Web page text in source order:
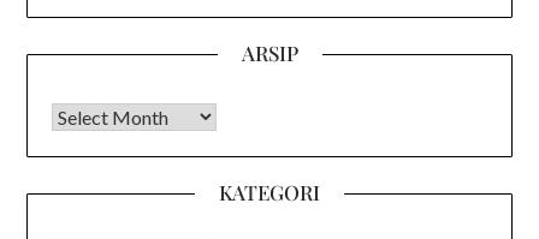
ARSIP
Arsip
KATEGORI